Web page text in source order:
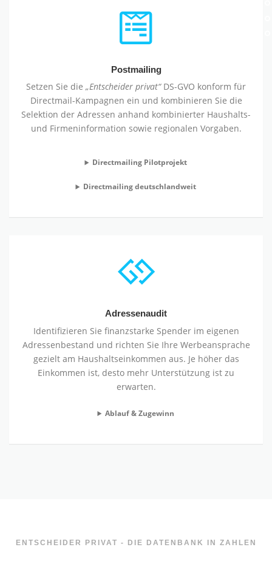
Postmailing
Setzen Sie die „Entscheider privat“DS-GVO konform für
Directmail-Kampagnen ein und kombinieren Sie die
Selektion der Adressen anhand kombinierter Haushalts-
und Firmeninformation sowie regionalen Vorgaben.
Directmailing Pilotprojekt
Directmailing deutschlandweit
Adressenaudit
Identifizieren Sie finanzstarke Spender im eigenen
Adressenbestand und richten Sie Ihre Werbeansprache
gezielt am Haushaltseinkommen aus. Je höher das
Einkommen ist, desto mehr Unterstützung ist zu
erwarten.
Ablauf & Zugewinn
ENTSCHEIDER PRIVAT - DIE DATENBANK IN ZAHLEN